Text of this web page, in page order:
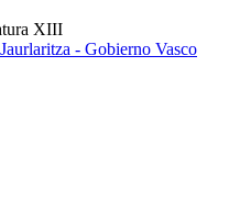
XIII
- Gobierno Vasco